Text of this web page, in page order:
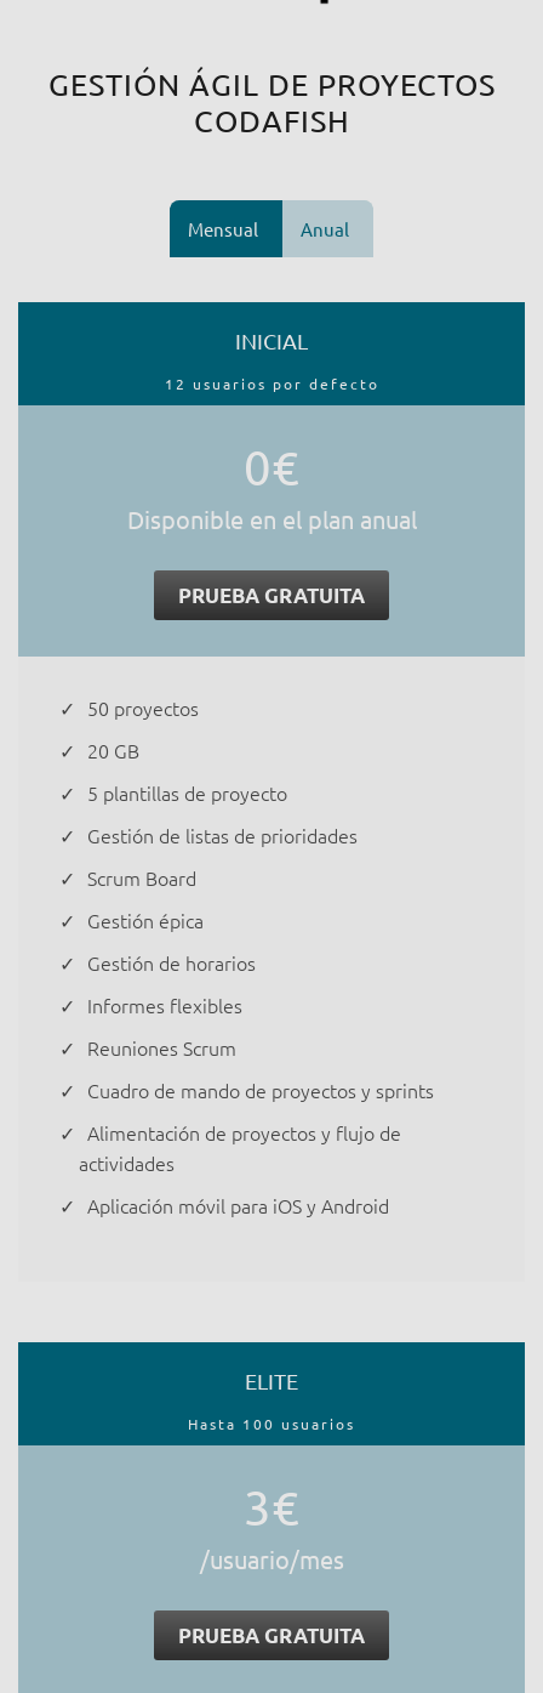
GESTIÓN ÁGIL DE PROYECTOS
CODAFISH
Mensual Anual
INICIAL
12 usuarios por defecto
0€
Disponible en el plan anual
PRUEBA GRATUITA
50 proyectos
20 GB
5 plantillas de proyecto
Gestión de listas de prioridades
Scrum Board
Gestión épica
Gestión de horarios
Informes flexibles
Reuniones Scrum
Cuadro de mando de proyectos y sprints
Alimentación de proyectos y flujo de
actividades
Aplicación móvil para iOS y Android
ELITE
Hasta 100 usuarios
3€
/usuario/mes
PRUEBA GRATUITA